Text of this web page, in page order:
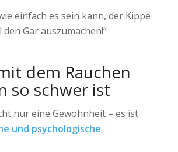
einfach es sein kann, der Kippe
Gar auszumachen!“
dem Rauchen
so schwer ist
nur eine Gewohnheit – es ist
und psychologische